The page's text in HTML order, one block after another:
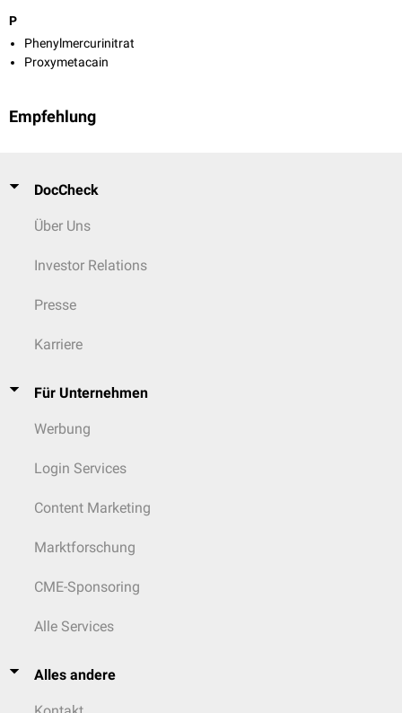
P
Phenylmercurinitrat
Proxymetacain
Empfehlung
DocCheck
Über Uns
Investor Relations
Presse
Karriere
Für Unternehmen
Werbung
Login Services
Content Marketing
Marktforschung
CME-Sponsoring
Alle Services
Alles andere